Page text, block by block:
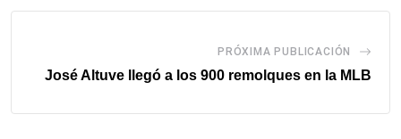
PRÓXIMA PUBLICACIÓN
José Altuve llegó a los 900 remolques en la MLB